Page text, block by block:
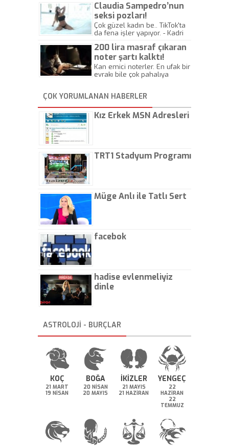
Claudia Sampedro’nun
seksi pozları!
Çok güzel kadın be.. TikTok'ta
da fena işler yapıyor. - Kadri
200 lira masraf çıkaran
noter şartı kalktı!
Kan emici noterler. En ufak bir
evrakı bile çok pahalıya
kaptırıyorsunuz. - Kayhan
Gezenti
ÇOK YORUMLANAN HABERLER
Kız Erkek MSN Adresleri
TRT1 Stadyum Programı
Müge Anlı ile Tatlı Sert
facebok
hadise evlenmeliyiz
dinle
ASTROLOJİ - BURÇLAR
KOÇ
21 MART
19 NİSAN
BOĞA
20 NİSAN
20 MAYIS
İKİZLER
21 MAYIS
21 HAZİRAN
YENGEÇ
22
HAZİRAN
22
TEMMUZ